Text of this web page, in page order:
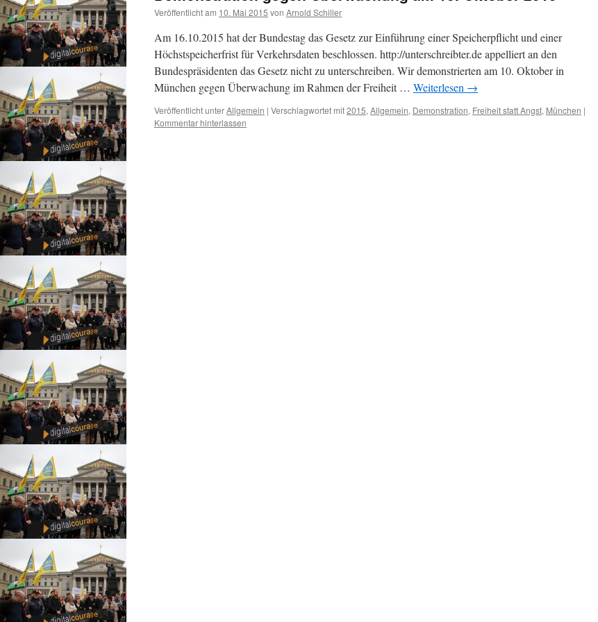
Veröffentlicht am 10. Mai 2015 von Arnold Schiller
Am 16.10.2015 hat der Bundestag das Gesetz zur Einführung einer Speicherpflicht und einer
Höchstspeicherfrist für Verkehrsdaten beschlossen. http://unterschreibter.de appelliert an den
Bundespräsidenten das Gesetz nicht zu unterschreiben. Wir demonstrierten am 10. Oktober in
München gegen Überwachung im Rahmen der Freiheit … Weiterlesen →
Veröffentlicht unterAllgemein | Verschlagwortet mit2015, Allgemein, Demonstration, Freiheit statt Angst, München |
Kommentar hinterlassen